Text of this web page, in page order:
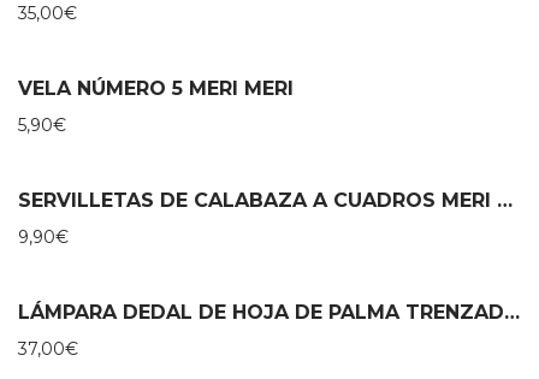
35,00€
VELA NÚMERO 5 MERI MERI
5,90€
SERVILLETAS DE CALABAZA A CUADROS MERI MERI
9,90€
LÁMPARA DEDAL DE HOJA DE PALMA TRENZADO A MANO
37,00€